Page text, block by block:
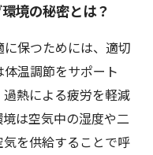
境の秘密とは？
保つためには、適切
温調節をサポート
熱による疲労を軽減
は空気中の湿度や二
を供給することで呼